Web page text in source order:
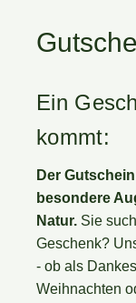
Ein
kommt:
Der
besondere
Natur. Sie
Geschenk?
- ob als
Weihnachten